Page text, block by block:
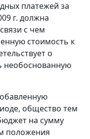
платежей за
г. должна
с чем
стоимость к
о
необоснованную
общество тем
на сумму
положения